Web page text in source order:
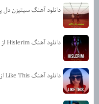
دانلود آهنگ سیتیزن دل
دانلود آهنگ Hislerim از سرهات دورموس
دانلود آهنگ Like This از Miss Tyka